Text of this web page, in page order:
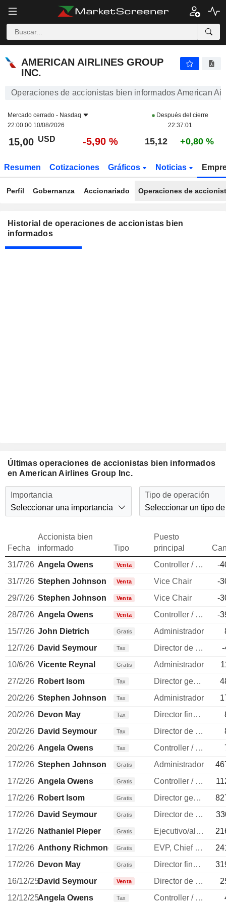
AMERICAN AIRLINES GROUP INC.
AMERICAN AIRLINES GROUP
INC.
Operaciones de accionistas bien informados American
Mercado cerrado - Nasdaq
22:00:00 10/08/2026
Después del cierre
22:37:01
15,00 USD -5,90 % 15,12 +0,80 %
Resumen Cotizaciones Gráficos Noticias
Perfil Gobernanza Accionariado Operaciones de
Historial de operaciones de accionistas bien
informados
Últimas operaciones de accionistas bien informados
en American Airlines Group Inc.
Importancia
Seleccionar una importancia
Tipo de operación
Seleccionar un tipo
Fecha
Accionista bien
informado
Tipo
Puesto
principal
31/7/26 Angela Owens Venta Controller / auditor
-
31/7/26 Stephen Johnson Venta Vice Chair
-
29/7/26 Stephen Johnson Venta Vice Chair
-
28/7/26 Angela Owens Venta Controller / auditor
-
15/7/26 John Dietrich Gratis Administrador
12/7/26 David Seymour Tax Director de operaciones
-
10/6/26 Vicente Reynal Gratis Administrador
27/2/26 Robert Isom Tax Director general
20/2/26 Stephen Johnson Tax Administrador
20/2/26 Devon May Tax Director financiero
20/2/26 David Seymour Tax Director de operaciones
20/2/26 Angela Owens Tax Controller / auditor
17/2/26 Stephen Johnson Gratis Administrador
17/2/26 Angela Owens Gratis Controller / auditor
17/2/26 Robert Isom Gratis Director general
17/2/26 David Seymour Gratis Director de operaciones
17/2/26 Nathaniel Pieper Gratis Ejecutivo/alto directivo
17/2/26 Anthony Richmond Gratis EVP, Chief Legal Officer
17/2/26 Devon May Gratis Director financiero
16/12/25David Seymour Venta Director de operaciones
12/12/25Angela Owens Tax Controller / auditor